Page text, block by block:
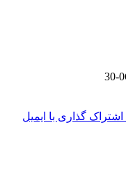
اشتراک گذاری با ایمیل